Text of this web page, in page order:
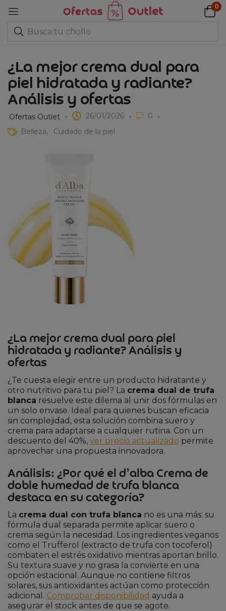
0
¿La mejor crema dual para
piel hidratada y radiante?
Análisis y ofertas
Ofertas Outlet 26/01/2026
0
Belleza
Cuidado de la piel
¿La mejor crema dual para piel
hidratada y radiante? Análisis y
ofertas
¿Te cuesta elegir entre un producto hidratante y
otro nutritivo para tu piel? La crema dual de trufa
blanca resuelve este dilema al unir dos fórmulas en
un solo envase. Ideal para quienes buscan eficacia
sin complejidad, esta solución combina suero y
crema para adaptarse a cualquier rutina. Con un
descuento del 40%, ver precio actualizado permite
aprovechar una propuesta innovadora.
Análisis: ¿Por qué el d’alba Crema de
doble humedad de trufa blanca
destaca en su categoría?
La crema dual con trufa blanca no es una más: su
fórmula dual separada permite aplicar suero o
crema según la necesidad. Los ingredientes veganos
como el Trufferol (extracto de trufa con tocoferol)
combaten el estrés oxidativo mientras aportan brillo.
Su textura suave y no grasa la convierte en una
opción estacional. Aunque no contiene filtros
solares, sus antioxidantes actúan como protección
adicional. Comprobar disponibilidad ayuda a
asegurar el stock antes de que se agote.